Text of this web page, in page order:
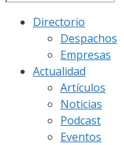
Directorio
Despachos
Empresas
Actualidad
Artículos
Noticias
Podcast
Eventos